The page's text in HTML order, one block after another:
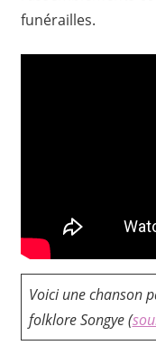
funérailles.
Voici une chanson
folklore Songye (